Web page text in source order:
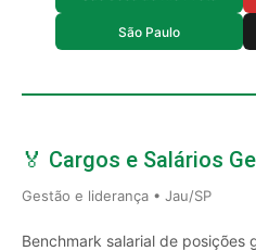
São Paulo
🏅 Cargos e Salários
Gestão e liderança • Jau/SP
Benchmark salarial de posições